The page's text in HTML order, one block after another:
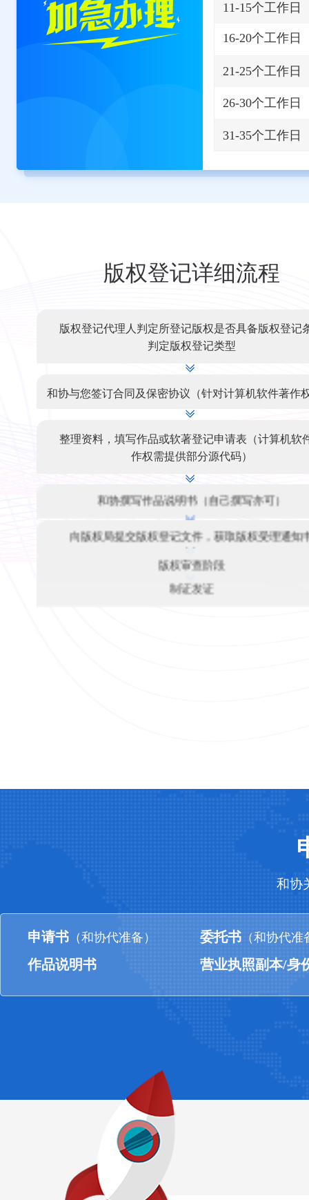
11-15个工作日
16-20个工作日
21-25个工作日
26-30个工作日
31-35个工作日
版权登记详细流程
版权登记代理人判定所登记版权是否具备版权登记
判定版权登记类型
和协与您签订合同及保密协议（针对计算机软件著作
整理资料，填写作品或软著登记申请表（计算机软
作权需提供部分源代码）
和协撰写作品说明书（自己撰写亦可）
向版权局提交版权登记文件，获取版权受理通知
版权审查阶段
和协
申请书 （和协代准备） 委托书 （和协代准
作品说明书 营业执照副本/身